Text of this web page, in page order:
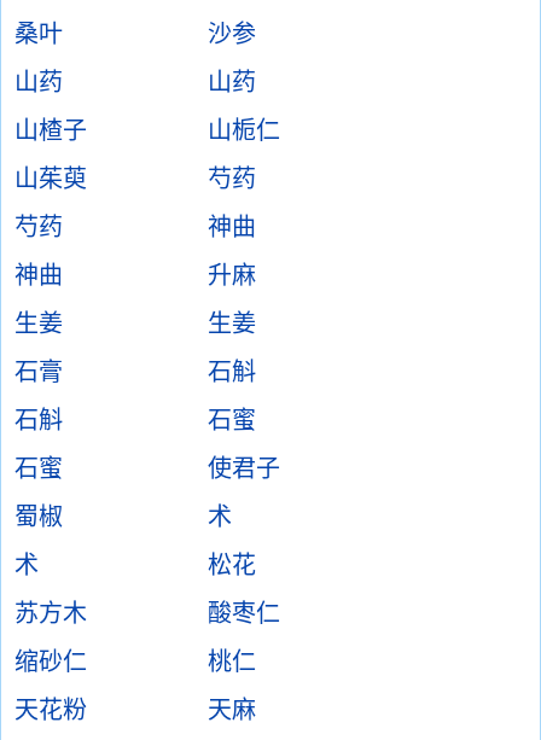
桑叶
沙参
山药
山药
山楂子
山栀仁
山茱萸
芍药
芍药
神曲
神曲
升麻
生姜
生姜
石膏
石斛
石斛
石蜜
石蜜
使君子
蜀椒
术
术
松花
苏方木
酸枣仁
缩砂仁
桃仁
天花粉
天麻